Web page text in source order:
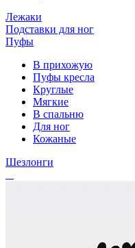
Лежаки
Подставки для ног
Пуфы
В прихожую
Пуфы кресла
Круглые
Мягкие
В спальню
Для ног
Кожаные
Шезлонги